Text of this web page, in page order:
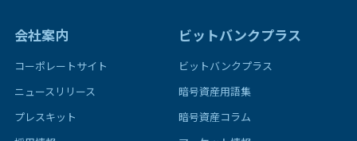
会社案内
コーポレートサイト
ニュースリリース
プレスキット
ビットバンクプラス
ビットバンクプラス
暗号資産用語集
暗号資産コラム